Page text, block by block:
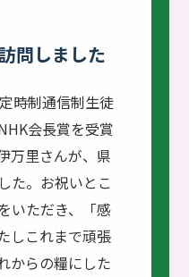
問しました
時制通信制生徒
会長賞を受賞
万里さんが、県
た。お祝いとこ
いただき、「感
しこれまで頑張
からの糧にした